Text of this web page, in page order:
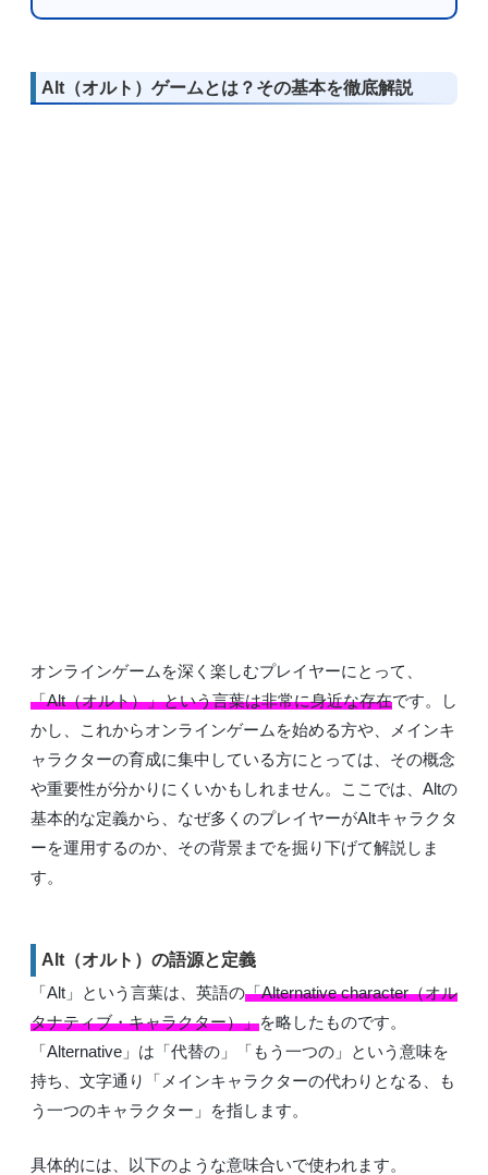
Alt（オルト）ゲームとは？その基本を徹底解説
オンラインゲームを深く楽しむプレイヤーにとって、
「Alt（オルト）」という言葉は非常に身近な存在です。し
かし、これからオンラインゲームを始める方や、メインキ
ャラクターの育成に集中している方にとっては、その概念
や重要性が分かりにくいかもしれません。ここでは、Altの
基本的な定義から、なぜ多くのプレイヤーがAltキャラクタ
ーを運用するのか、その背景までを掘り下げて解説しま
す。
Alt（オルト）の語源と定義
「Alt」という言葉は、英語の「Alternative character（オル
タナティブ・キャラクター）」を略したものです。
「Alternative」は「代替の」「もう一つの」という意味を
持ち、文字通り「メインキャラクターの代わりとなる、も
う一つのキャラクター」を指します。
具体的には、以下のような意味合いで使われます。